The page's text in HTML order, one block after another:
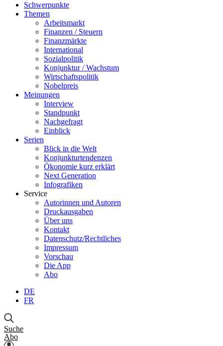
Schwerpunkte
Themen
Arbeitsmarkt
Finanzen / Steuern
Finanzmärkte
International
Sozialpolitik
Konjunktur / Wachstum
Wirtschaftspolitik
Nobelpreis
Meinungen
Interview
Standpunkt
Nachgefragt
Einblick
Serien
Blick in die Welt
Konjunkturtendenzen
Ökonomie kurz erklärt
Next Generation
Infografiken
Service
Autorinnen und Autoren
Druckausgaben
Über uns
Kontakt
Datenschutz/Rechtliches
Impressum
Vorschau
Die App
Abo
DE
FR
Suche
Abo